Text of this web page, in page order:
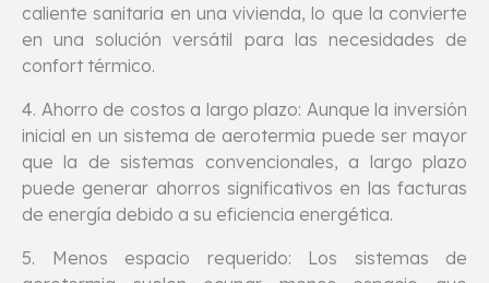
caliente sanitaria en una vivienda, lo que la convierte
en una solución versátil para las necesidades de
confort térmico.
4. Ahorro de costos a largo plazo: Aunque la inversión
inicial en un sistema de aerotermia puede ser mayor
que la de sistemas convencionales, a largo plazo
puede generar ahorros significativos en las facturas
de energía debido a su eficiencia energética.
5. Menos espacio requerido: Los sistemas de